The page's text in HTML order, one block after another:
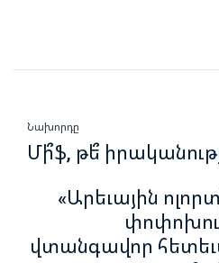
Նախորդը
Մի՞ֆ, թե՞
«Արեւային
վտանգավոր